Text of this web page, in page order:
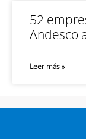
52
Andesco
Leer más »